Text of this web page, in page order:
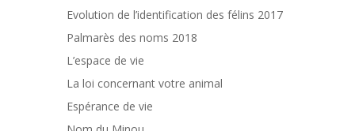
Evolution de l’identification des félins 2017
Palmarès des noms 2018
L’espace de vie
La loi concernant votre animal
Espérance de vie